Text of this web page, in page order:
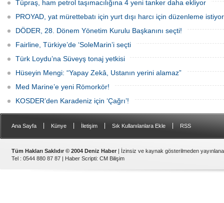
Tüpraş, ham petrol taşımacılığına 4 yeni tanker daha ekliyor
PROYAD, yat mürettebatı için yurt dışı harcı için düzenleme istiyor
DÖDER, 28. Dönem Yönetim Kurulu Başkanını seçti!
Fairline, Türkiye’de ‘SoleMarin’i seçti
Türk Loydu’na Süveyş tonaj yetkisi
Hüseyin Mengi: “Yapay Zekâ, Ustanın yerini alamaz”
Med Marine’e yeni Römorkör!
KOSDER’den Karadeniz için ‘Çağrı’!
Ana Sayfa Künye İletişim Sık Kullanılanlara Ekle RSS
Tüm Hakları Saklıdır © 2004 Deniz Haber | İzinsiz ve kaynak gösterilmeden
Tel : 0544 880 87 87 | Haber Scripti: CM Bilişim